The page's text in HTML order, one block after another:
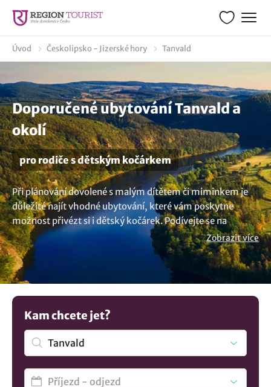
Úvod Českolipsko - Jizerské hory Tanvald
Doporučené ubytování Tanvald a
okolí
pro rodiče s dětským kočárkem
Při plánování dovolené s malým dítětem či miminkem je
důležité najít vhodné ubytování, které vám poskytne
možnost přivézt si i dětský kočárek. Podívejte se na
zařízení v obci Tanvald nebo blízkém okolí, kde je možné si
uschovat kočárek nebo vozík za kolo. Prostory bývají
přizpůsobeny potřebám pro pobyt s miminkem, můžete
se tak těšit na pobyt a víte, že můžete si v klidu uschovat
dětský kočárek. Máte jinou představu? Podívejte se na více
ubytování v lokalitě Tanvald
Zobrazit více
Kam chcete jet?